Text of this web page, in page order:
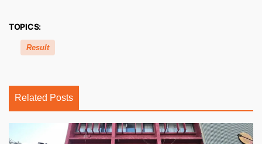
TOPICS:
Result
Related Posts